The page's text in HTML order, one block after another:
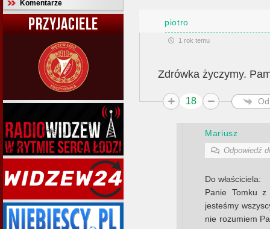
Komentarze
PRZYJACIELE piotro
1 rok temu
Zdrówka życzymy.
18
Mariusz
Odpowiedź
Do właściciela:
Panie Tomku z
jesteśmy
nie rozumiem